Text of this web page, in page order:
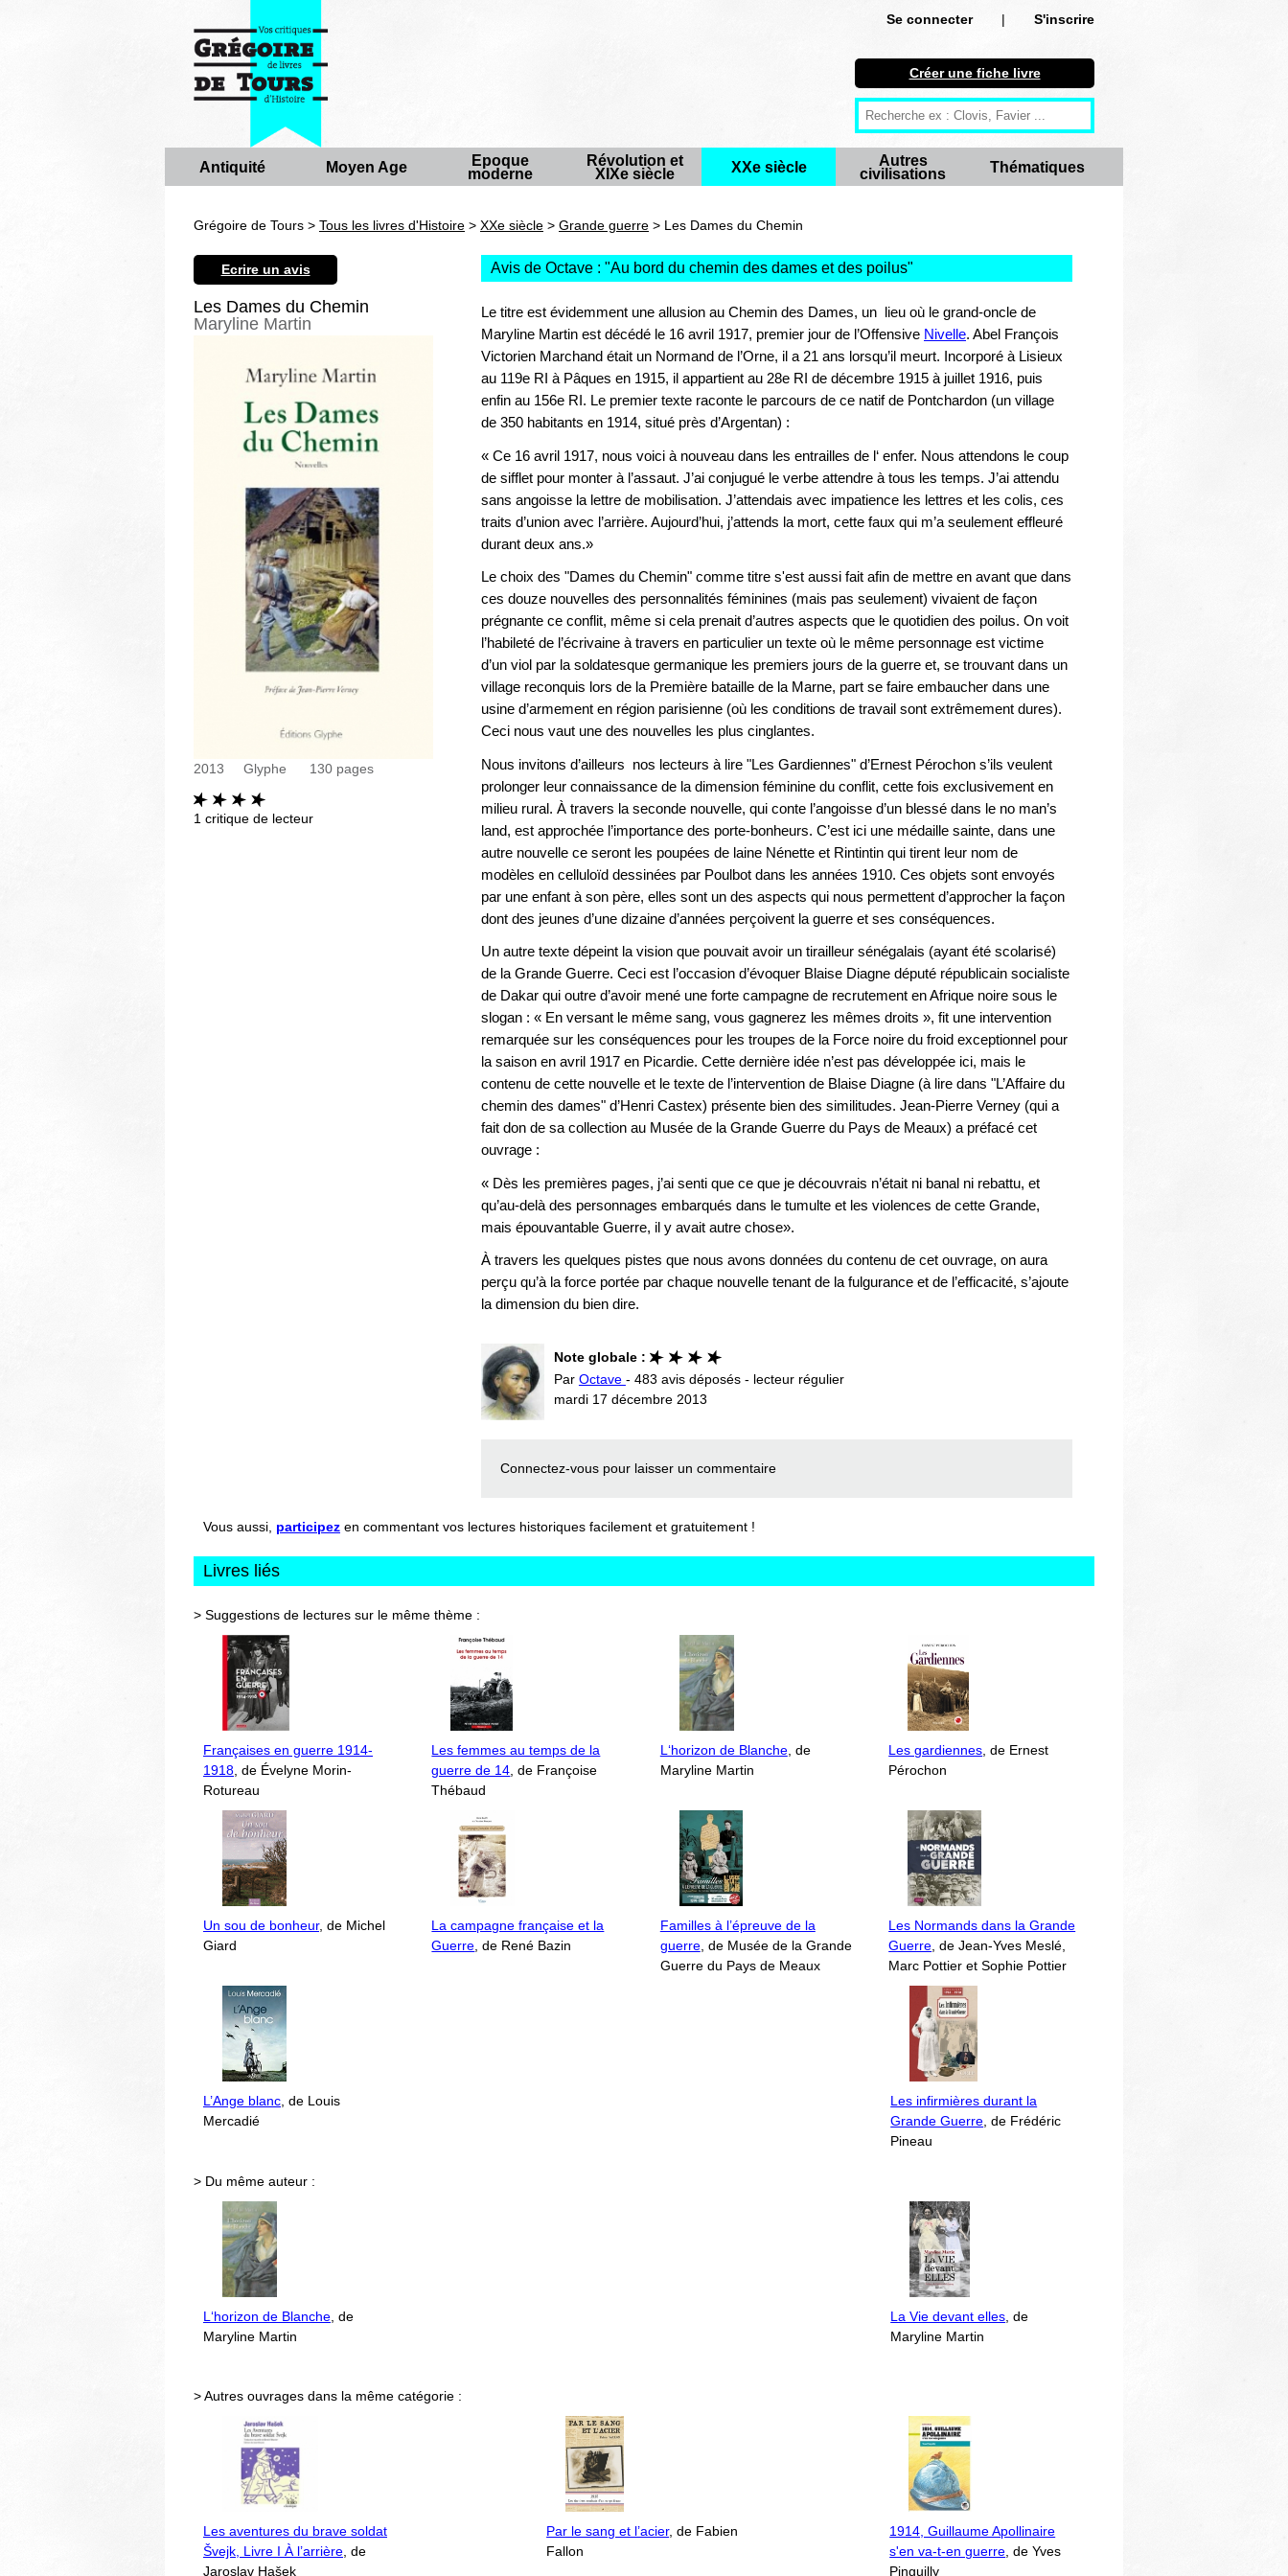
Se connecter |
S'inscrire
S'inscrire
Créer une fiche livre
Antiquité
Epoque moderne
XXe siècle
Autres civilisations
Créer une fiche livre
Antiquité Moyen Age
Epoque
moderne
Révolution et
XIXe siècle
XXe siècle
Autres
civilisations
Thématiques
Grégoire de Tours > Tous les livres d'Histoire > XXe siècle > Grande guerre > Les Dames du Chemin
Ecrire un avis
Les Dames du Chemin
Maryline Martin
2013 Glyphe 130 pages
1 critique de lecteur
Avis de Octave : "Au bord du chemin des dames et des poilus"
Le titre est évidemment une allusion au Chemin des Dames, un lieu où le grand-oncle de
Maryline Martin est décédé le 16 avril 1917, premier jour de l’Offensive Nivelle. Abel François
Victorien Marchand était un Normand de l’Orne, il a 21 ans lorsqu’il meurt. Incorporé à Lisieux
au 119e RI à Pâques en 1915, il appartient au 28e RI de décembre 1915 à juillet 1916, puis
enfin au 156e RI. Le premier texte raconte le parcours de ce natif de Pontchardon (un village
de 350 habitants en 1914, situé près d’Argentan) :
« Ce 16 avril 1917, nous voici à nouveau dans les entrailles de l‘ enfer. Nous attendons le coup
de sifflet pour monter à l’assaut. J’ai conjugué le verbe attendre à tous les temps. J’ai attendu
sans angoisse la lettre de mobilisation. J’attendais avec impatience les lettres et les colis, ces
traits d’union avec l’arrière. Aujourd’hui, j’attends la mort, cette faux qui m’a seulement effleuré
durant deux ans.»
Le choix des "Dames du Chemin" comme titre s'est aussi fait afin de mettre en avant que dans
ces douze nouvelles des personnalités féminines (mais pas seulement) vivaient de façon
prégnante ce conflit, même si cela prenait d’autres aspects que le quotidien des poilus. On voit
l’habileté de l’écrivaine à travers en particulier un texte où le même personnage est victime
d’un viol par la soldatesque germanique les premiers jours de la guerre et, se trouvant dans un
village reconquis lors de la Première bataille de la Marne, part se faire embaucher dans une
usine d’armement en région parisienne (où les conditions de travail sont extrêmement dures).
Ceci nous vaut une des nouvelles les plus cinglantes.
Nous invitons d’ailleurs nos lecteurs à lire "Les Gardiennes" d’Ernest Pérochon s’ils veulent
prolonger leur connaissance de la dimension féminine du conflit, cette fois exclusivement en
milieu rural. À travers la seconde nouvelle, qui conte l’angoisse d’un blessé dans le no man’s
land, est approchée l’importance des porte-bonheurs. C’est ici une médaille sainte, dans une
autre nouvelle ce seront les poupées de laine Nénette et Rintintin qui tirent leur nom de
modèles en celluloïd dessinées par Poulbot dans les années 1910. Ces objets sont envoyés
par une enfant à son père, elles sont un des aspects qui nous permettent d’approcher la façon
dont des jeunes d’une dizaine d’années perçoivent la guerre et ses conséquences.
Un autre texte dépeint la vision que pouvait avoir un tirailleur sénégalais (ayant été scolarisé)
de la Grande Guerre. Ceci est l’occasion d’évoquer Blaise Diagne député républicain socialiste
de Dakar qui outre d’avoir mené une forte campagne de recrutement en Afrique noire sous le
slogan : « En versant le même sang, vous gagnerez les mêmes droits », fit une intervention
remarquée sur les conséquences pour les troupes de la Force noire du froid exceptionnel pour
la saison en avril 1917 en Picardie. Cette dernière idée n’est pas développée ici, mais le
contenu de cette nouvelle et le texte de l’intervention de Blaise Diagne (à lire dans "L’Affaire du
chemin des dames" d’Henri Castex) présente bien des similitudes. Jean-Pierre Verney (qui a
fait don de sa collection au Musée de la Grande Guerre du Pays de Meaux) a préfacé cet
ouvrage :
« Dès les premières pages, j’ai senti que ce que je découvrais n’était ni banal ni rebattu, et
qu’au-delà des personnages embarqués dans le tumulte et les violences de cette Grande,
mais épouvantable Guerre, il y avait autre chose».
À travers les quelques pistes que nous avons données du contenu de cet ouvrage, on aura
perçu qu’à la force portée par chaque nouvelle tenant de la fulgurance et de l’efficacité, s’ajoute
la dimension du bien dire.
Note globale :
Par Octave - 483 avis déposés - lecteur régulier
mardi 17 décembre 2013
Connectez-vous pour laisser un commentaire
Vous aussi, participez en commentant vos lectures historiques facilement et gratuitement !
Livres liés
> Suggestions de lectures sur le même thème :
Françaises en guerre 1914-
1918, de Évelyne Morin-
Rotureau
Les femmes au temps de la
guerre de 14, de Françoise
Thébaud
L‘horizon de Blanche, de
Maryline Martin
Les gardiennes, de Ernest
Pérochon
Un sou de bonheur, de Michel
Giard
La campagne française et la
Guerre, de René Bazin
Familles à l’épreuve de la
guerre, de Musée de la Grande
Guerre du Pays de Meaux
Les Normands dans la Grande
Guerre, de Jean-Yves Meslé,
Marc Pottier et Sophie Pottier
L’Ange blanc, de Louis
Mercadié
Les infirmières durant la
Grande Guerre, de Frédéric
Pineau
> Du même auteur :
L‘horizon de Blanche, de
Maryline Martin
La Vie devant elles, de
Maryline Martin
> Autres ouvrages dans la même catégorie :
Les aventures du brave soldat
Švejk, Livre I À l’arrière, de
Jaroslav Hašek
Par le sang et l’acier, de Fabien
Fallon
1914, Guillaume Apollinaire
s'en va-t-en guerre, de Yves
Pinguilly